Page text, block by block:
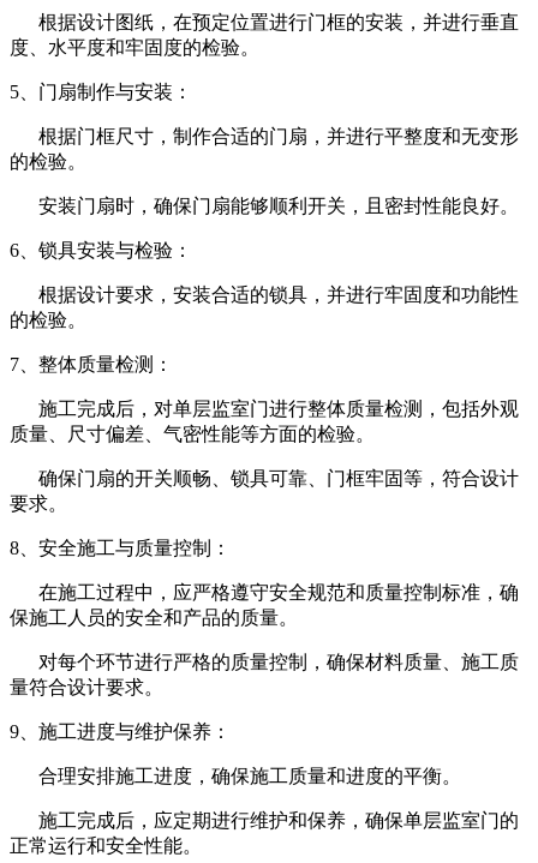
根据设计图纸，在预定位置进行门框的安装，并进行垂直
度、水平度和牢固度的检验。
5、门扇制作与安装：
根据门框尺寸，制作合适的门扇，并进行平整度和无变形
的检验。
安装门扇时，确保门扇能够顺利开关，且密封性能良好。
6、锁具安装与检验：
根据设计要求，安装合适的锁具，并进行牢固度和功能性
的检验。
7、整体质量检测：
施工完成后，对单层监室门进行整体质量检测，包括外观
质量、尺寸偏差、气密性能等方面的检验。
确保门扇的开关顺畅、锁具可靠、门框牢固等，符合设计
要求。
8、安全施工与质量控制：
在施工过程中，应严格遵守安全规范和质量控制标准，确
保施工人员的安全和产品的质量。
对每个环节进行严格的质量控制，确保材料质量、施工质
量符合设计要求。
9、施工进度与维护保养：
合理安排施工进度，确保施工质量和进度的平衡。
施工完成后，应定期进行维护和保养，确保单层监室门的
正常运行和安全性能。